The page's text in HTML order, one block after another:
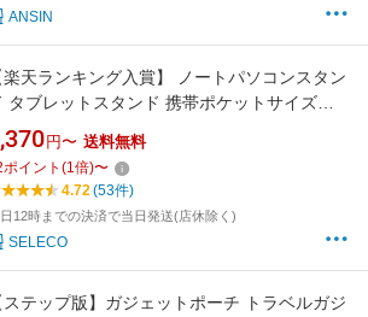
ANSIN
楽天ランキング入賞】 ノートパソコンスタン
タブレットスタンド 携帯ポケットサイズ
全2色】 マグネットボールタイプ 放熱対策 姿
改善 滑り止め 丸洗い可
円〜 送料無料
ポイント (1倍)〜
4.72(53件)
12時までの決済で当日発送(店休除く)
SELECO
ステップ版】ガジェットポーチ トラベルガジ